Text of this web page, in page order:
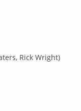
Rick Wright)